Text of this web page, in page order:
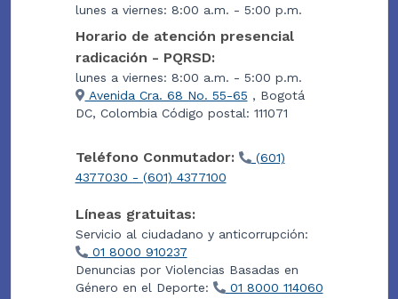
lunes a viernes: 8:00 a.m. - 5:00 p.m.
Horario de atención presencial
radicación - PQRSD:
lunes a viernes: 8:00 a.m. - 5:00 p.m.
Avenida Cra. 68 No. 55-65 , Bogotá
DC, Colombia Código postal: 111071
Teléfono Conmutador:
(601)
4377030 - (601) 4377100
Líneas gratuitas:
Servicio al ciudadano y anticorrupción:
01 8000 910237
Denuncias por Violencias Basadas en
Género en el Deporte:
01 8000 114060